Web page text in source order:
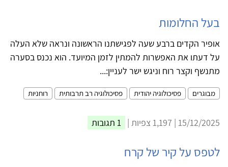
בעל החלומות
אופיר הקדים ברבע שעה לפגישתנו הראשונה ונראה שלא העלה
על דעתו את האפשרות להמתין לזמן המיועד. הוא נכנס בסערה
מתנשף וקצר רוח וניגש ישר לעניין:...
מבוגרים פסיכולוגיה יהודית פסיכולוגיה רב תרבותית רוחניות
15/12/2025 | 1,197 צפיות | 1 תגובות
לטפס על קיר של קרח